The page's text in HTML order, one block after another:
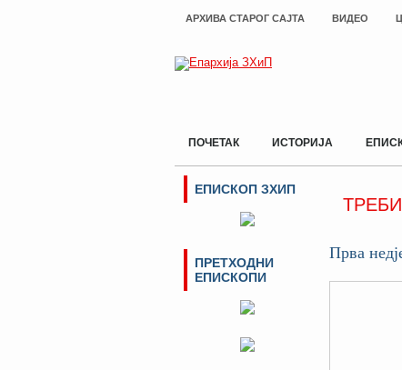
АРХИВА СТАРОГ САЈТА ВИДЕО
ПОЧЕТАК ИСТОРИЈА
Прва
ЕПИСКОП ЗХИП
ПРЕТХОДНИ
ЕПИСКОПИ